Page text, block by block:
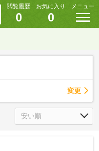
閲覧履歴
0
お気に入り
0
メニュー
変更